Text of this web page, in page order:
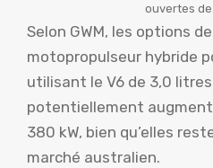
ouvertes
Selon GWM, les options
motopropulseur hybride
utilisant le V6 de 3,0
potentiellement
380 kW, bien qu’elles
marché australien.